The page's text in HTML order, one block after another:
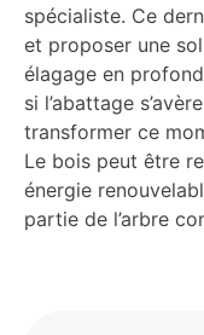
spécialiste. Ce
et proposer une
élagage en
si l’abattage
transformer ce
Le bois peut être
énergie
partie de l’arbre